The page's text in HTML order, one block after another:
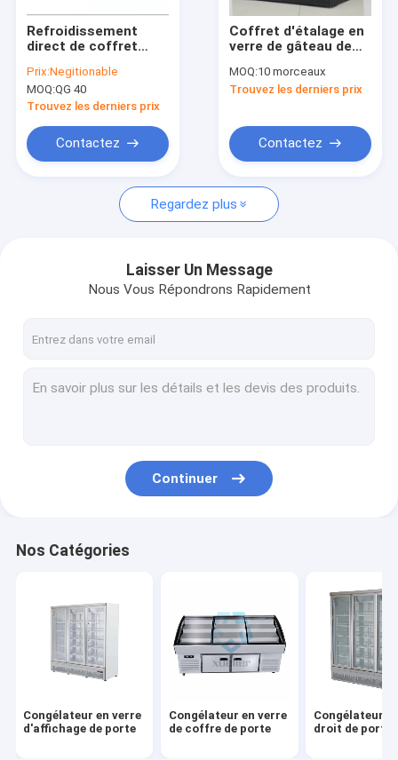
Contrôle de la qualité
Demande de soumission
Congélateur en verre d'affichage de porte
Congélateur en verre de coffre de porte
congélateur de viande de boucherie
Congélateurs d'acier inoxydable
Cabinet de rideau aérien
Congélateur d'île de supermarché
Refroidissement
direct de coffret
glacée de gruau de
glace petit
Prix:Negitionable
MOQ:QG 40
Trouvez les derniers prix
Contactez
Coffret d'étalage en
verre de gâteau de
comptoir d'arc petit
180L 6 pi3
MOQ:10 morceaux
Trouvez les derniers prix
Contactez
Regardez plus
Laisser Un Message
Nous Vous Répondrons Rapidement
Continuer
Nos Catégories
Congélateur en verre
d'affichage de porte
Congélateur en verre
de coffre de porte
Congélateur
droit de porte